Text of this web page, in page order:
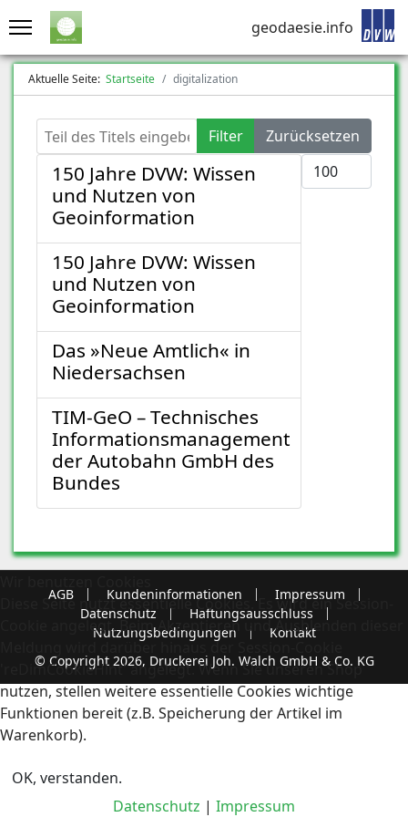
geodaesie.info
Aktuelle Seite: Startseite digitalization
Teil des Titels eingeben Filter
Zurücksetzen
Anzeige #
150 Jahre DVW: Wissen
und Nutzen von
Geoinformation
150 Jahre DVW: Wissen
und Nutzen von
Geoinformation
Das »Neue Amtlich« in
Niedersachsen
TIM-GeO – Technisches
Informationsmanagement
der Autobahn GmbH des
Bundes
AGB Kundeninformationen
Impressum
Datenschutz
Haftungsausschluss
Nutzungsbedingungen
Kontakt
© Copyright 2026, Druckerei Joh. Walch GmbH & Co. KG
Diese Seite nutzt essentielle Cookies. Es wird ein Session-
Cookie angelegt. Beim Akzeptieren und Ausblenden dieser
Meldung wird darüber hinaus der Session-Cookie
'reDimCookieHint' angelegt. Wenn Sie unseren Shop
nutzen, stellen weitere essentielle Cookies wichtige
Funktionen bereit (z.B. Speicherung der Artikel im
Warenkorb).
OK, verstanden.
Datenschutz | Impressum